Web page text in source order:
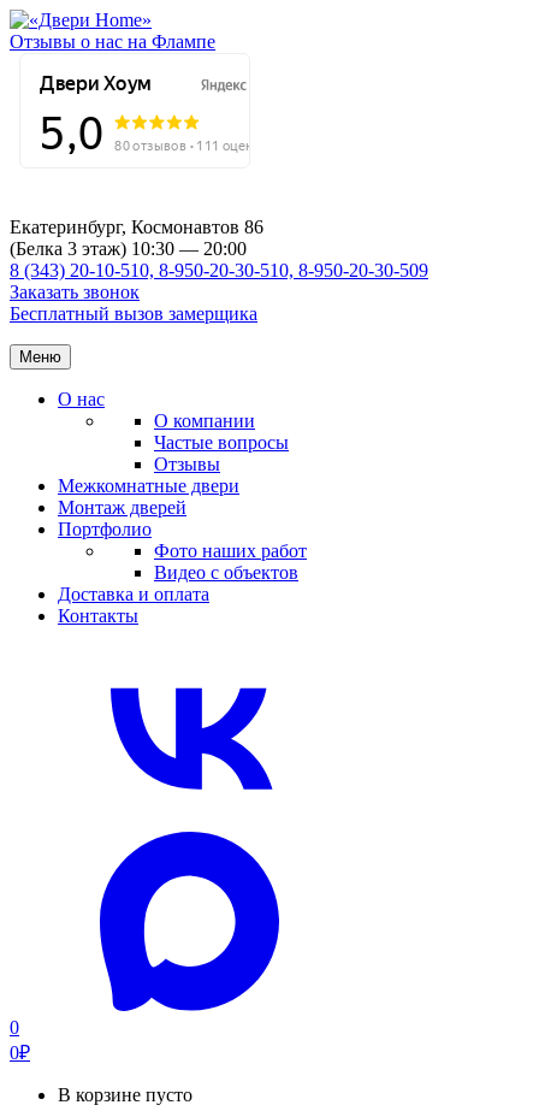
Отзывы о нас на Флампе
Екатеринбург, Космонавтов 86
(Белка 3 этаж) 10:30 — 20:00
8 (343) 20-10-510, 8-950-20-30-510, 8-950-20-30-509
Заказать звонок
Бесплатный вызов замерщика
Меню
О нас
О компании
Частые вопросы
Отзывы
Межкомнатные двери
Монтаж дверей
Портфолио
Фото наших работ
Видео с объектов
Доставка и оплата
Контакты
0
0₽
В корзине пусто